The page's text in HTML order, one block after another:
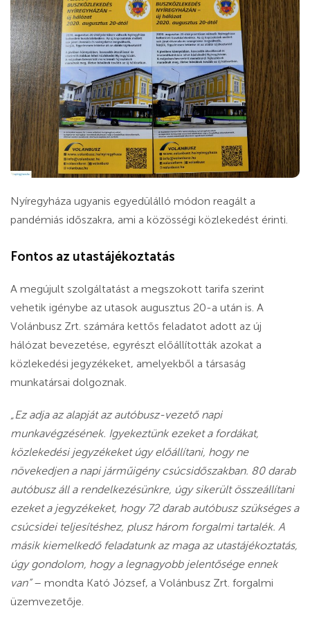
Nyíregyháza ugyanis egyedülálló módon reagált a
pandémiás időszakra, ami a közösségi közlekedést érinti.
Fontos az utastájékoztatás
A megújult szolgáltatást a megszokott tarifa szerint
vehetik igénybe az utasok augusztus 20-a után is. A
Volánbusz Zrt. számára kettős feladatot adott az új
hálózat bevezetése, egyrészt előállították azokat a
közlekedési jegyzékeket, amelyekből a társaság
munkatársai dolgoznak.
„Ez adja az alapját az autóbusz-vezető napi
munkavégzésének. Igyekeztünk ezeket a fordákat,
közlekedési jegyzékeket úgy előállítani, hogy ne
növekedjen a napi járműigény csúcsidőszakban. 80 darab
autóbusz áll a rendelkezésünkre, úgy sikerült összeállítani
ezeket a jegyzékeket, hogy 72 darab autóbusz szükséges a
csúcsidei teljesítéshez, plusz három forgalmi tartalék. A
másik kiemelkedő feladatunk az maga az utastájékoztatás,
úgy gondolom, hogy a legnagyobb jelentősége ennek
van”– mondta Kató József, a Volánbusz Zrt. forgalmi
üzemvezetője.